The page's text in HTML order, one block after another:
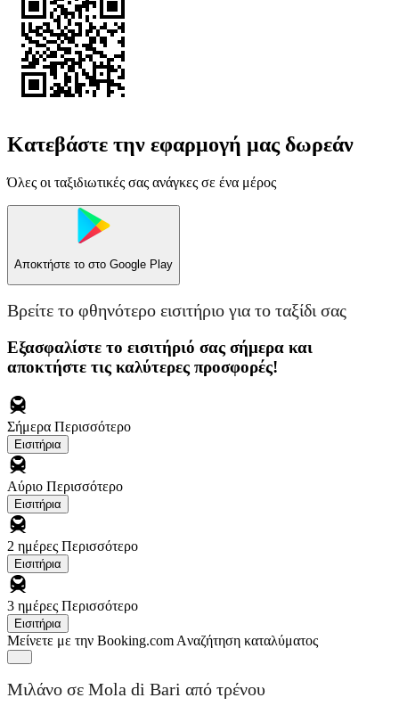
Κατεβάστε την εφαρμογή μας δωρεάν
Όλες οι ταξιδιωτικές σας ανάγκες σε ένα μέρος
Αποκτήστε το στο Google Play
Βρείτε το φθηνότερο εισιτήριο για το ταξίδι σας
Εξασφαλίστε το εισιτήριό σας σήμερα και
αποκτήστε τις καλύτερες προσφορές!
Σήμερα Περισσότερο
Εισιτήρια
Αύριο Περισσότερο
Εισιτήρια
2 ημέρες Περισσότερο
Εισιτήρια
3 ημέρες Περισσότερο
Εισιτήρια
Μείνετε με την Booking.com Aναζήτηση καταλύματος
Μιλάνο σε Mola di Bari από τρένου